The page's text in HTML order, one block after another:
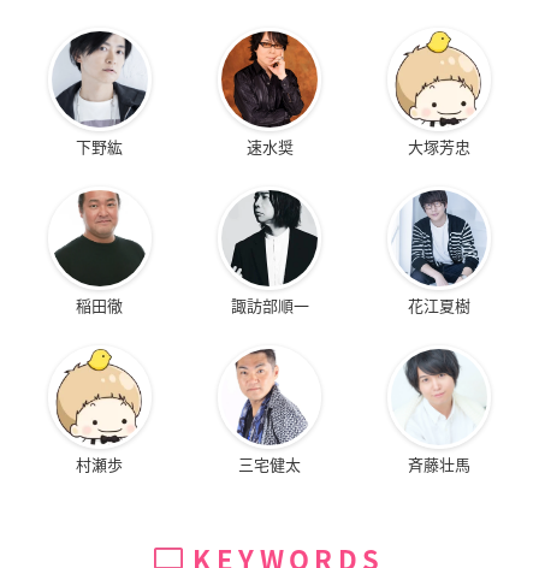
下野紘 速水奨 大塚芳忠
稲田徹 諏訪部順一 花江夏樹
村瀬歩 三宅健太 斉藤壮馬
KEYWORDS